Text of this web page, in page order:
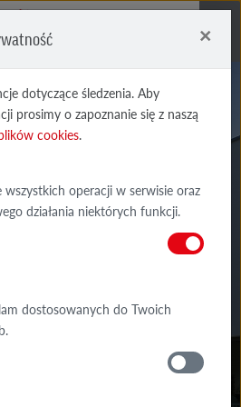
×
dotyczące śledzenia. Aby
prosimy o zapoznanie się z naszą
cookies.
operacji w serwisie oraz
działania niektórych funkcji.
dostosowanych do Twoich